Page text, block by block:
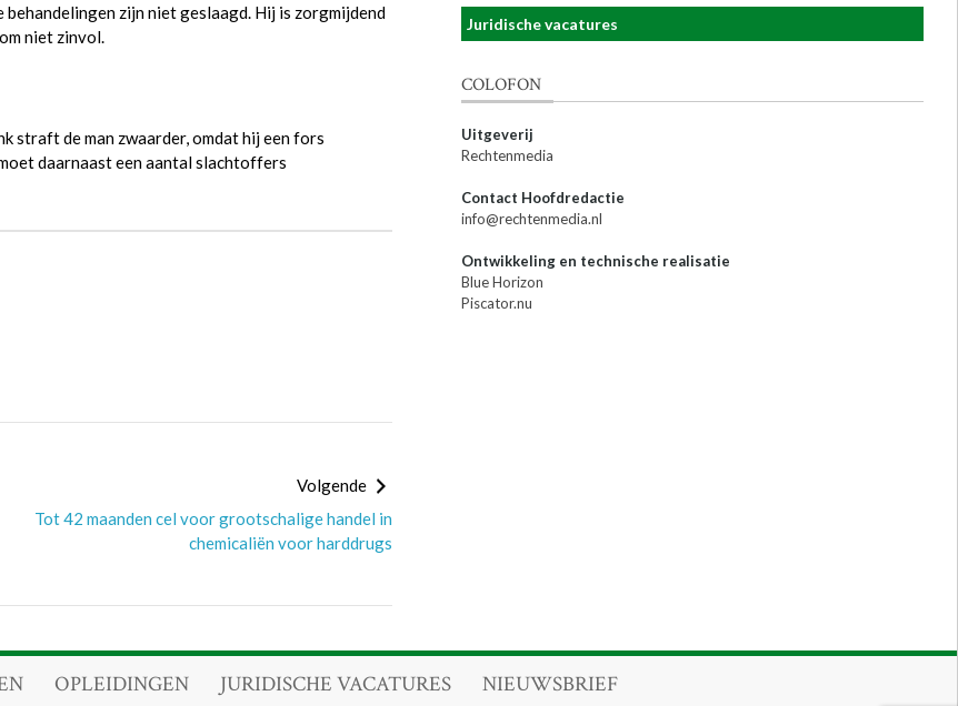
zijn niet geslaagd. Hij is zorgmijdend
niet zinvol.
straft de man zwaarder, omdat hij een fors
daarnaast een aantal slachtoffers
Volgende
Tot 42 maanden cel voor grootschalige handel in
chemicaliën voor harddrugs
Juridische vacatures
COLOFON
Uitgeverij
Rechtenmedia
Contact Hoofdredactie
info@rechtenmedia.nl
Ontwikkeling en technische realisatie
Blue Horizon
Piscator.nu
OPLEIDINGEN JURIDISCHE VACATURES NIEUWSBRIEF